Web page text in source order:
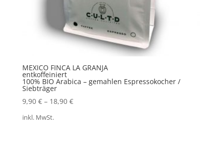
MEXICO FINCA LA GRANJA
entkoffeiniert
100% BIO Arabica – gemahlen Espressokocher /
Siebträger
9,90 €– 18,90 €
inkl. MwSt.